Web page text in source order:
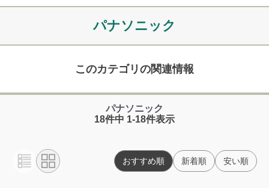
パナソニック
このカテゴリの関連情報
パナソニック
18件中 1-18件表示
おすすめ順 新着順 安い順